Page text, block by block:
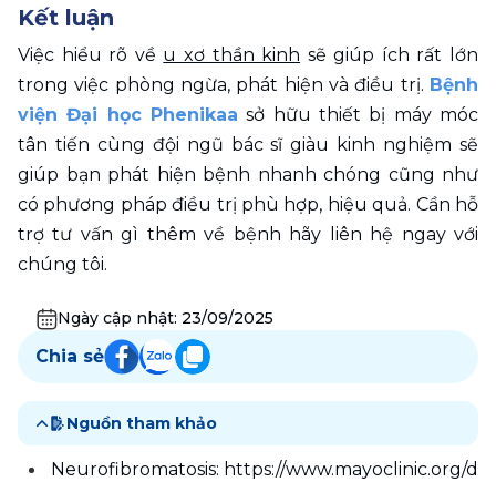
Kết luận
Việc hiểu rõ về u xơ thần kinh sẽ giúp ích rất lớn
trong việc phòng ngừa, phát hiện và điều trị. Bệnh
viện Đại học Phenikaa sở hữu thiết bị máy móc
tân tiến cùng đội ngũ bác sĩ giàu kinh nghiệm sẽ
giúp bạn phát hiện bệnh nhanh chóng cũng như
có phương pháp điều trị phù hợp, hiệu quả. Cần hỗ
trợ tư vấn gì thêm về bệnh hãy liên hệ ngay với
chúng tôi.
Ngày cập nhật: 23/09/2025
Chia sẻ
Nguồn tham khảo
Neurofibromatosis: https://www.mayoclinic.org/d